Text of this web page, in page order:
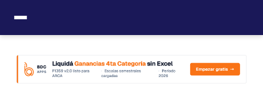
contenido